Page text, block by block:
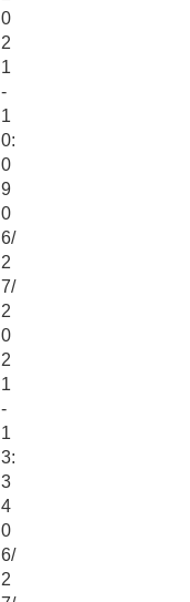
0
2
1
-
1
0:
0
9
0
6/
2
7/
2
0
2
1
-
1
3:
3
4
0
6/
2